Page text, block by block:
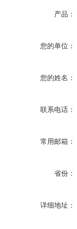
产品：
您的单位：
您的姓名：
联系电话：
常用邮箱：
省份：
详细地址：